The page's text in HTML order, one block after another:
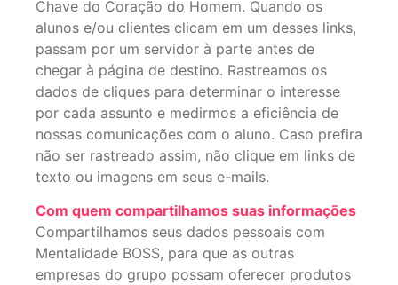
Chave do Coração do Homem. Quando os
alunos e/ou clientes clicam em um desses links,
passam por um servidor à parte antes de
chegar à página de destino. Rastreamos os
dados de cliques para determinar o interesse
por cada assunto e medirmos a eficiência de
nossas comunicações com o aluno. Caso prefira
não ser rastreado assim, não clique em links de
texto ou imagens em seus e-mails.
Com quem compartilhamos suas informações
Compartilhamos seus dados pessoais com
Mentalidade BOSS, para que as outras
empresas do grupo possam oferecer produtos